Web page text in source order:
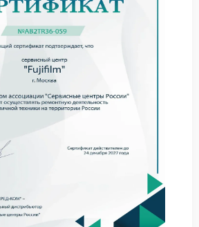
при наклоне камеры;
оригинальной крышки с
блендой, требующая подбора
решений.
подобных симптомов стоит
центр Fujifilm. Специалисты
креплений и элементов защиты,
располагает
инструментом для точной
крышек и бленд. Мастера
фиксацию элементов защиты
резьбы объектива.